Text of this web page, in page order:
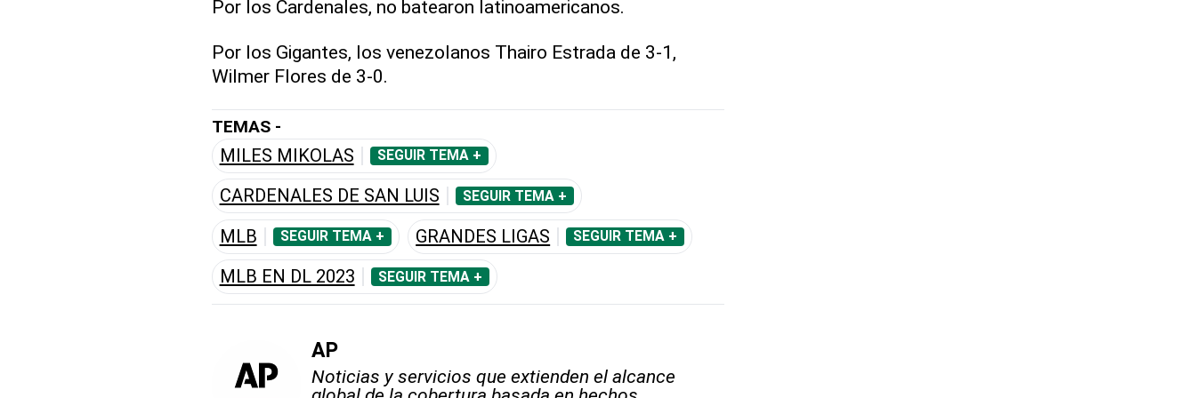
Por los Cardenales, no batearon latinoamericanos.
Por los Gigantes, los venezolanos Thairo Estrada de 3-1,
Wilmer Flores de 3-0.
TEMAS -
MILES MIKOLAS SEGUIR TEMA +
CARDENALES DE SAN LUIS SEGUIR TEMA +
MLB SEGUIR TEMA + GRANDES LIGAS SEGUIR TEMA +
MLB EN DL 2023 SEGUIR TEMA +
AP
Noticias y servicios que extienden el alcance